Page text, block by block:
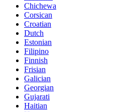
Chichewa
Corsican
Croatian
Dutch
Estonian
Filipino
Finnish
Frisian
Galician
Georgian
Gujarati
Haitian